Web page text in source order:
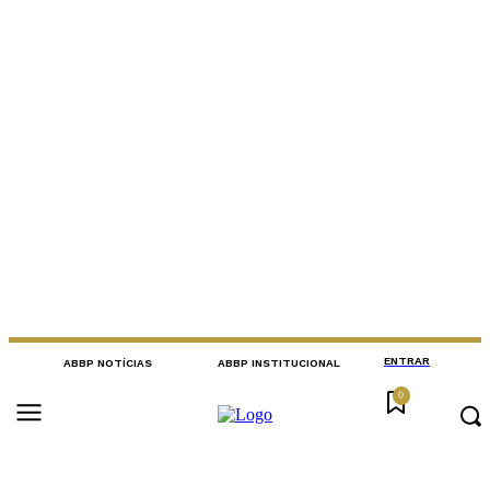
ABBP NOTÍCIAS ABBP INSTITUCIONAL ENTRAR
0